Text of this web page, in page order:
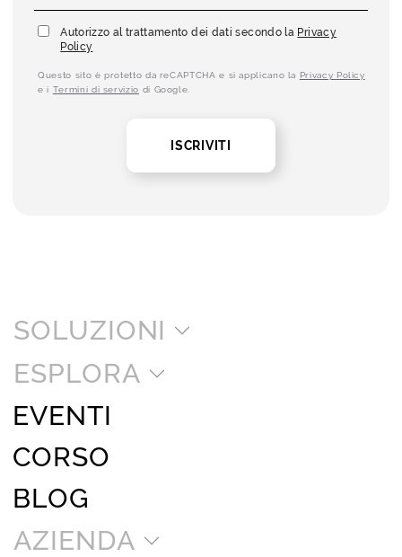
Autorizzo al trattamento dei dati secondo la Privacy
Policy
Questo sito è protetto da reCAPTCHA e si applicano la Privacy Policy
e i Termini di servizio di Google.
ISCRIVITI
SOLUZIONI
ESPLORA
EVENTI
CORSO
BLOG
AZIENDA